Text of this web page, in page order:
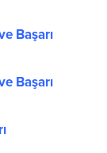
Başarı
Başarı